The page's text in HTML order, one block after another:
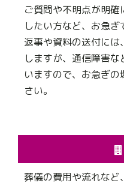
ご質問や不明点が明
したい方など、お急
返事や資料の送付に
しますが、通信障害
いますので、お急ぎ
さい。
葬儀の費用や流れな